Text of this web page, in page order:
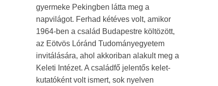
gyermeke Pekingben látta meg a
napvilágot. Ferhad kétéves volt, amikor
1964-ben a család Budapestre költözött,
az Eötvös Lóránd Tudományegyetem
invitálására, ahol akkoriban alakult meg a
Keleti Intézet. A családfő jelentős kelet-
kutatóként volt ismert, sok nyelven